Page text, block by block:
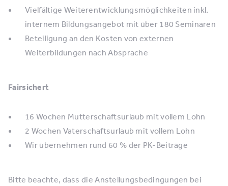
Vielfältige Weiterentwicklungsmöglichkeiten inkl.
internem Bildungsangebot mit über 180 Seminaren
Beteiligung an den Kosten von externen
Weiterbildungen nach Absprache
Fairsichert
16 Wochen Mutterschaftsurlaub mit vollem Lohn
2 Wochen Vaterschaftsurlaub mit vollem Lohn
Wir übernehmen rund 60 % der PK-Beiträge
Bitte beachte, dass die Anstellungsbedingungen bei